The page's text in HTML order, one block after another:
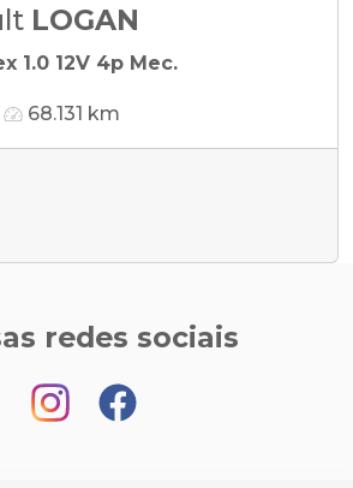
LOGAN
1.0 12V 4p Mec.
68.131 km
redes sociais